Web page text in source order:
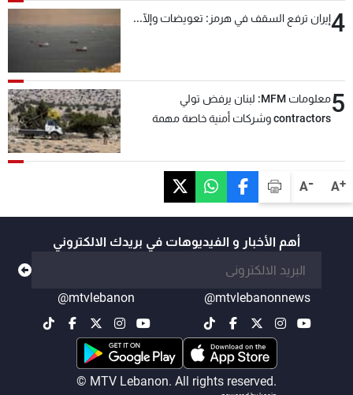
A+
A-
4إيران ترفع السقف في هرمز: تعويضات وإلّا...
5
معلومات MFM: لبنان يرفض تولي
contractors وشركات أمنية خاصة مهمة
أهم الأخبار و الفيديوهات في بريدك الالكتروني
@mtvlebanonnews
@mtvlebanon
© MTV Lebanon. All rights reserved.